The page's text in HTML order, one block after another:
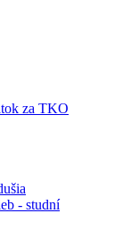
za TKO
- studní